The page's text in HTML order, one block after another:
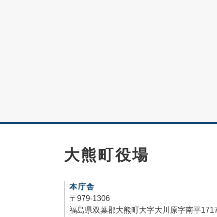
大熊町役場
本庁舎
〒979-1306
福島県双葉郡大熊町大字大川原字南平